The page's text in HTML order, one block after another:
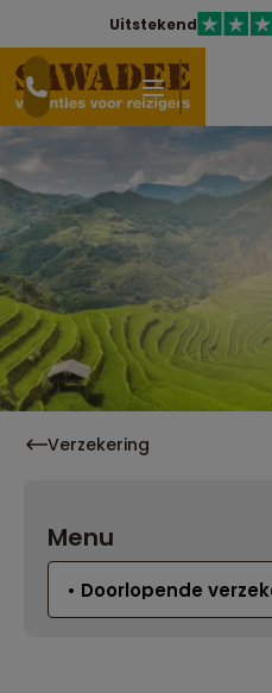
Uitstekend
Verzekering
Menu